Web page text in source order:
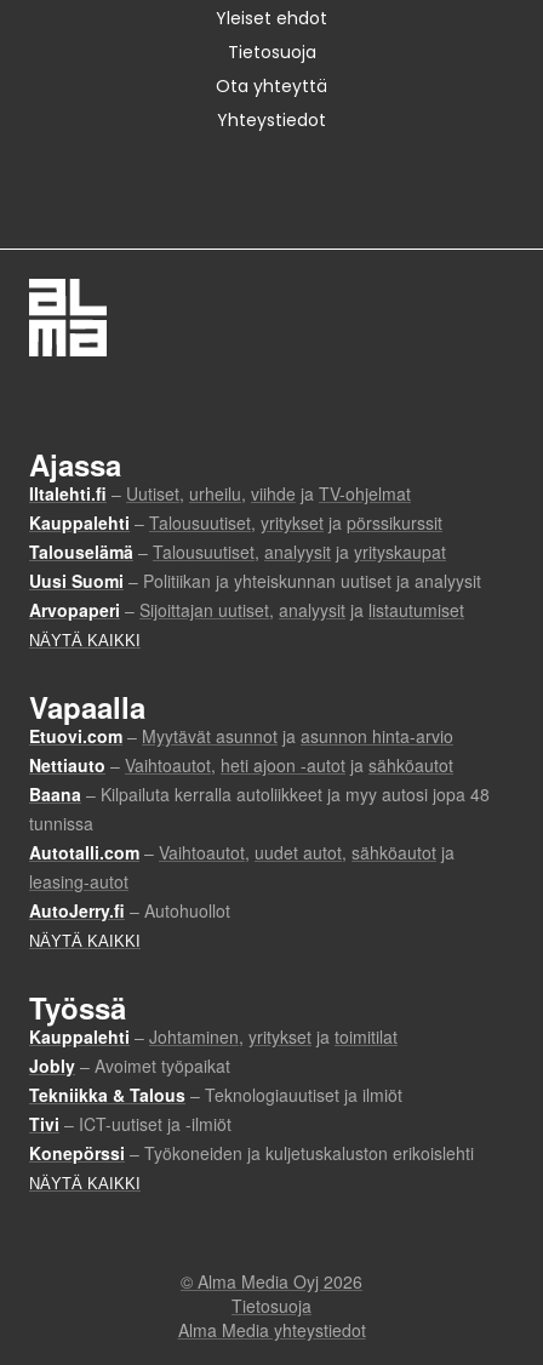
Yleiset ehdot
Tietosuoja
Ota yhteyttä
Yhteystiedot